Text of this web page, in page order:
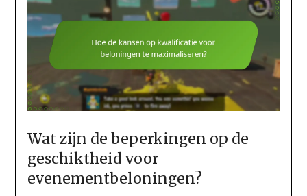
Wat zijn de beperkingen op de
geschiktheid voor
evenementbeloningen?